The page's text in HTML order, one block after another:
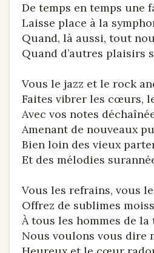
De temps en temps une
Laisse place à la
Quand, là aussi, tout
Quand d’autres plaisirs
Vous le jazz et le rock
Faites vibrer les cœurs,
Avec vos notes
Amenant de nouveaux
Bien loin des vieux
Et des mélodies
Vous les refrains, vous
Offrez de sublimes
À tous les hommes de la
Nous voulons vous dire